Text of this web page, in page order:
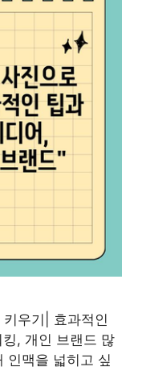
우기| 효과적인
, 개인 브랜드 많
인맥을 넓히고 싶